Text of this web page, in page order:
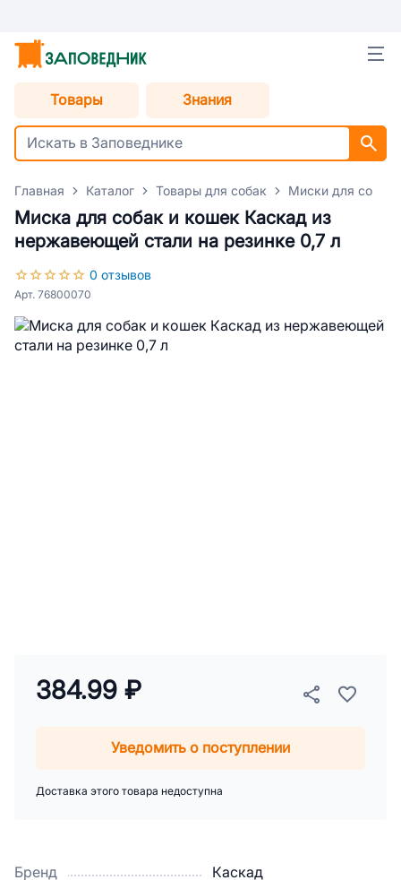
Товары Знания
Главная Каталог Товары для собак Миски для собак
Миска для собак и кошек Каскад из
нержавеющей стали на резинке 0,7 л
0 отзывов
Арт. 76800070
Бренд
Каскад
384.99 ₽
Уведомить о поступлении
Доставка этого товара недоступна